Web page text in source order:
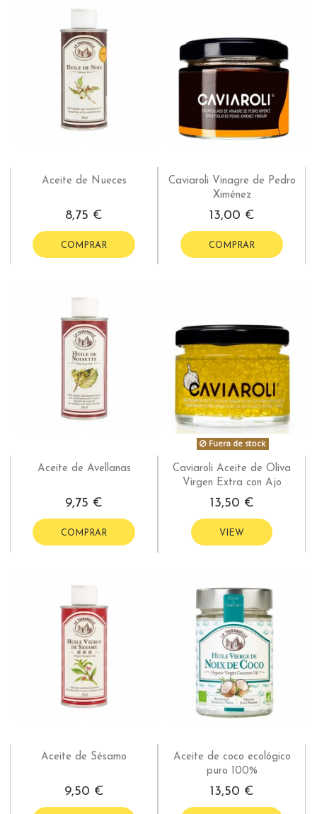
Aceite de Nueces
8,75 €
COMPRAR
Caviaroli Vinagre de Pedro
Ximénez
13,00 €
COMPRAR
Aceite de Avellanas
9,75 €
COMPRAR
Fuera de stock
Caviaroli Aceite de Oliva
Virgen Extra con Ajo
13,50 €
VIEW
Aceite de Sésamo
9,50 €
Aceite de coco ecológico
puro 100%
13,50 €